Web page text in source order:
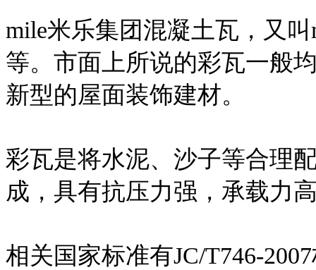
mile米乐集团混凝土瓦，又
等。市面上所说的彩瓦一般
新型的屋面装饰建材。
彩瓦是将水泥、沙子等合理
成，具有抗压力强，承载力
相关国家标准有JC/T746-